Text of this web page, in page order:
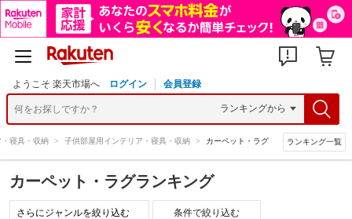
ようこそ 楽天市場へ ログイン 会員登録
寝具・収納 > 子供部屋用インテリア・寝具・収納 > カーペット・ラグ ランキング一覧
カーペット・ラグランキング
条件で絞り込む